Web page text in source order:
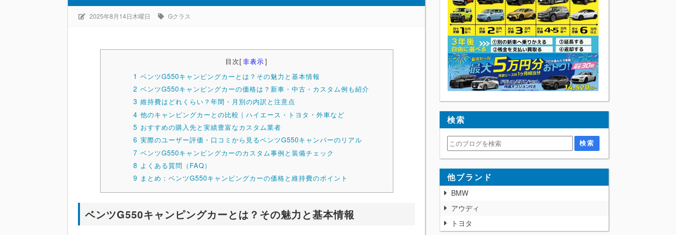
2025年8月14日木曜日 Gクラス
目次[非表示]
1 ベンツG550キャンピングカーとは？その魅力と基本情報
2 ベンツG550キャンピングカーの価格は？新車・中古・カスタム例も紹介
3 維持費はどれくらい？年間・月別の内訳と注意点
4 他のキャンピングカーとの比較｜ハイエース・トヨタ・外車など
5 おすすめの購入先と実績豊富なカスタム業者
6 実際のユーザー評価・口コミから見るベンツG550キャンパーのリアル
7 ベンツG550キャンピングカーのカスタム事例と装備チェック
8 よくある質問（FAQ）
9 まとめ：ベンツG550キャンピングカーの価格と維持費のポイント
ベンツG550キャンピングカーとは？その魅力と基本情報
検索
他ブランド
BMW
アウディ
トヨタ